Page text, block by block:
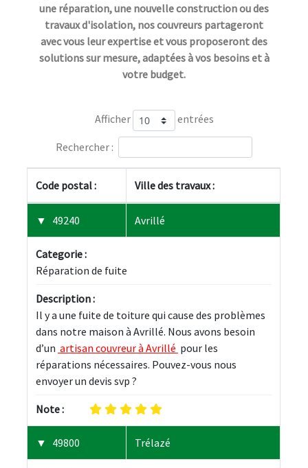
une réparation, une nouvelle construction ou des
travaux d'isolation, nos couvreurs partageront
avec vous leur expertise et vous proposeront des
solutions sur mesure, adaptées à vos besoins et à
votre budget.
Afficher entrées
Rechercher :
Code postal : Ville des travaux :
49240 Avrillé
Categorie :
Réparation de fuite
Description :
Il y a une fuite de toiture qui cause des problèmes
dans notre maison à Avrillé. Nous avons besoin
d’un artisan couvreur à Avrillé pour les
réparations nécessaires. Pouvez-vous nous
envoyer un devis svp ?
Note :
49800 Trélazé